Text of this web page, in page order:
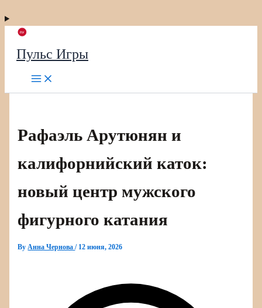
Пульс Игры
Рафаэль Арутюнян и
калифорнийский каток:
новый центр мужского
фигурного катания
By Анна Чернова/ 12 июня, 2026